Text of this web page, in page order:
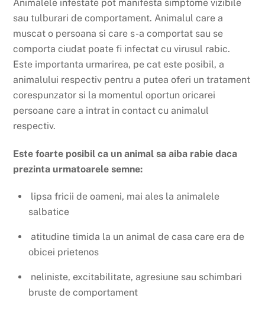
Animalele infestate pot manifesta simptome vizibile
sau tulburari de comportament. Animalul care a
muscat o persoana si care s-a comportat sau se
comporta ciudat poate fi infectat cu virusul rabic.
Este importanta urmarirea, pe cat este posibil, a
animalului respectiv pentru a putea oferi un tratament
corespunzator si la momentul oportun oricarei
persoane care a intrat in contact cu animalul
respectiv.
Este foarte posibil ca un animal sa aiba rabie daca
prezinta urmatoarele semne:
lipsa fricii de oameni, mai ales la animalele
salbatice
atitudine timida la un animal de casa care era de
obicei prietenos
neliniste, excitabilitate, agresiune sau schimbari
bruste de comportament